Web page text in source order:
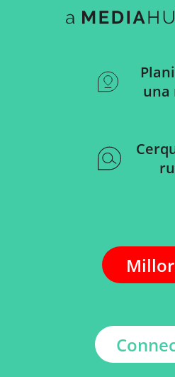
una